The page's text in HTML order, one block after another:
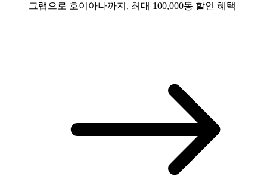
그랩으로 호이아나까지, 최대 100,000동 할인 혜택